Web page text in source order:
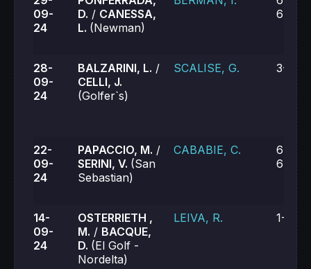
09-
24
D. / CANESSA,
L. (Newman)
6-7
28-
09-
24
BALZARINI, L. /
CELLI, J.
(Golfer`s)
SCALISE, G. 3-6,
22-
09-
24
PAPACCIO, M. /
SERINI, V. (San
Sebastian)
CABABIE, C.
6-3,
6-7
14-
09-
24
OSTERRIETH ,
M. / BACQUE,
D. (El Golf -
Nordelta)
LEIVA, R. 1-6,